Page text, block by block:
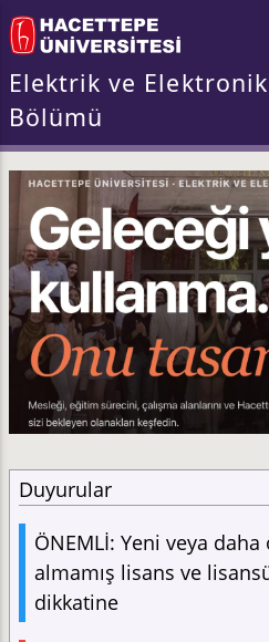
Elektrik ve
Bölümü
Duyurular
ÖNEMLİ: Yeni veya daha
almamış lisans ve
dikkatine